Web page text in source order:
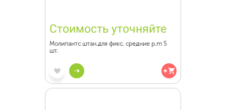
Стоимость уточняйте
Молипантс штан.для фикс. средние p.m 5
шт.